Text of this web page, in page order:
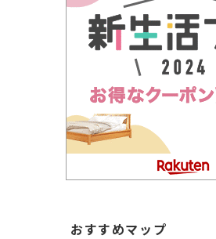
おすすめマップ